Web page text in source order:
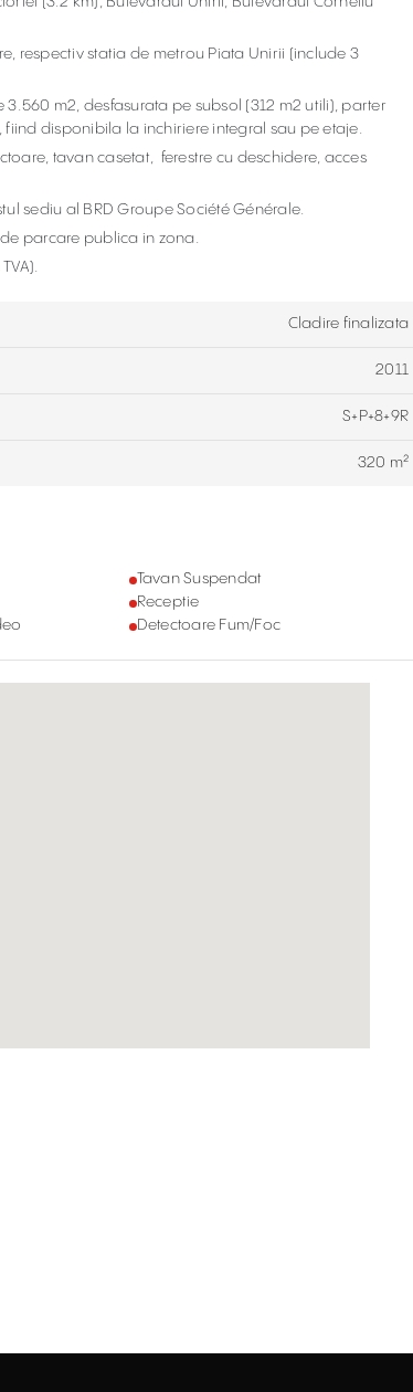
respectiv statia de metrou Piata Unirii (include 3
m2, desfasurata pe subsol (312 m2 utili), parter
fiind disponibila la inchiriere integral sau pe etaje.
tavan casetat, ferestre cu deschidere, acces
sediu al BRD Groupe Société Générale.
parcare publica in zona.
Cladire finalizata
2011
S+P+8+9R
320 m²
Tavan Suspendat
Receptie
Detectoare Fum/Foc